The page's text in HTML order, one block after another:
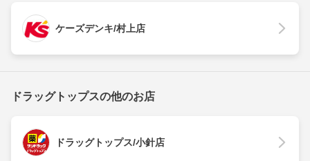
ケーズデンキ/村上店
ドラッグトップスの他のお店
ドラッグトップス/小針店